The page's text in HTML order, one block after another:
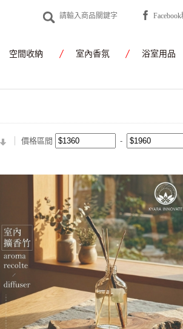
空間收納 室內香氛 浴室用品
價格區間